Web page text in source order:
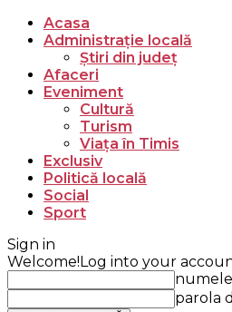
Acasa
Administrație locală
Știri din județ
Afaceri
Eveniment
Cultură
Turism
Viața în Timis
Exclusiv
Politică locală
Social
Sport
Sign in
Welcome!Log into your
parola